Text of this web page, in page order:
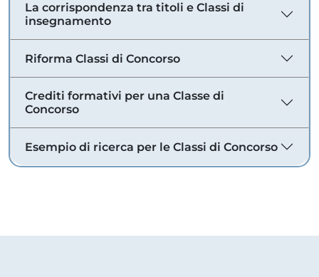
La corrispondenza tra titoli e Classi di
insegnamento
Riforma Classi di Concorso
Crediti formativi per una Classe di
Concorso
Esempio di ricerca per le Classi di Concorso